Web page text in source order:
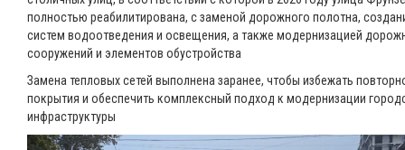
полностью реабилитирована, с заменой дорожного полотна,
систем водоотведения и освещения, а также модернизацией
сооружений и элементов обустройства
Замена тепловых сетей выполнена заранее, чтобы избежать
покрытия и обеспечить комплексный подход к модернизации
инфраструктуры